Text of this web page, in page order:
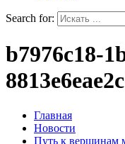
Search for:
b7976c18-
Главная
Новости
Путь к вершинам